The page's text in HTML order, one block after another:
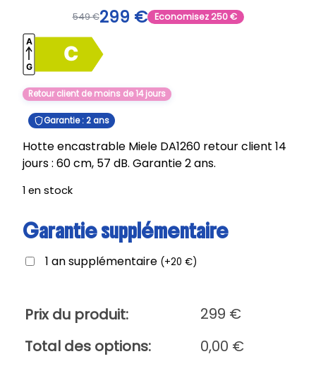
549€299 € Economisez250€
Retour client de moins de 14 jours
Garantie : 2 ans
Hotte encastrable Miele DA1260 retour client 14
jours : 60 cm, 57 dB. Garantie 2 ans.
1 en stock
Garantie supplémentaire
1 an supplémentaire (+20 €)
Prix du produit: 299 €
Total des options:
0,00 €